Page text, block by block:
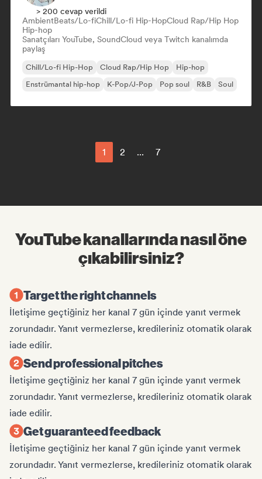
> 200 cevap verildi
AmbientBeats/Lo-fiChill/Lo-fi Hip-HopCloud Rap/Hip Hop
Hip-hop
Sanatçıları YouTube, SoundCloud veya Twitch kanalımda
paylaş
Chill/Lo-fi Hip-Hop Cloud Rap/Hip Hop
Hip-hop
Enstrümantal hip-hop
K-Pop/J-Pop Pop soul R&B Soul
1 2 ... 7
YouTube kanallarında nasıl öne
çıkabilirsiniz?
Target the right channels
İletişime geçtiğiniz her kanal 7 gün içinde yanıt vermek
zorundadır. Yanıt vermezlerse, kredileriniz otomatik olarak
iade edilir.
Send professional pitches
İletişime geçtiğiniz her kanal 7 gün içinde yanıt vermek
zorundadır. Yanıt vermezlerse, kredileriniz otomatik olarak
iade edilir.
Get guaranteed feedback
İletişime geçtiğiniz her kanal 7 gün içinde yanıt vermek
zorundadır. Yanıt vermezlerse, kredileriniz otomatik olarak